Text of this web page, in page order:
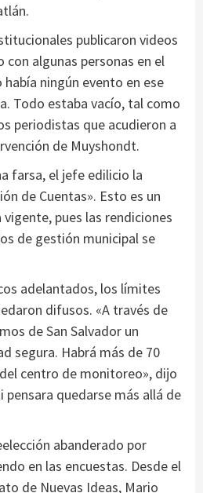
publicaron videos
algunas personas en el
ningún evento en ese
Todo estaba vacío, tal como
periodistas que acudieron a
de Muyshondt.
farsa, el jefe edilicio la
de Cuentas». Esto es un
pues las rendiciones
de gestión municipal se
adelantados, los límites
difusos. «A través de
de San Salvador un
segura. Habrá más de 70
centro de monitoreo», dijo
quedarse más allá de
abanderado por
en las encuestas. Desde el
de Nuevas Ideas, Mario